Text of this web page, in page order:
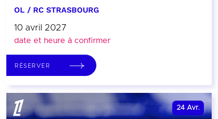
OL / RC STRASBOURG
10 avril 2027
date et heure à confirmer
RÉSERVER
24 Avr.